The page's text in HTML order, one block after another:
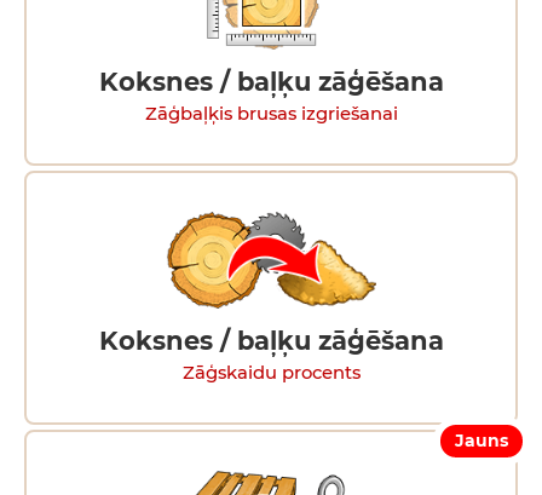
Koksnes / baļķu zāģēšana
Zāģbaļķis brusas izgriešanai
Koksnes / baļķu zāģēšana
Zāģskaidu procents
Jauns